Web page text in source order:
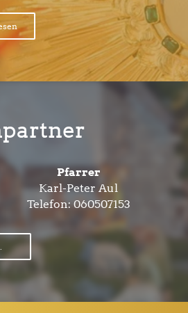
Pfarrer
Karl-Peter Aul
Telefon:060507153